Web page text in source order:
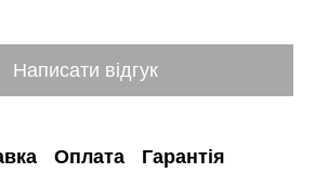
Написати відгук
Оплата Гарантія